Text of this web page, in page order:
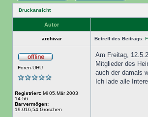
Druckansicht
Autor
archivar Betreff des Beitrags:
Foren-UHU
Registriert: Mi 05.Mär 2003
14:56
Barvermögen:
19.016,54 Groschen
Am Freitag,
Mitglieder des
auch der damals
Ich lade alle